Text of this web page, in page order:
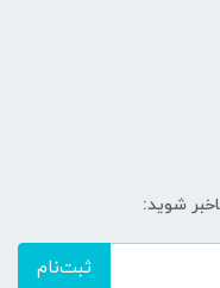
شوید:
ثبت‌نام